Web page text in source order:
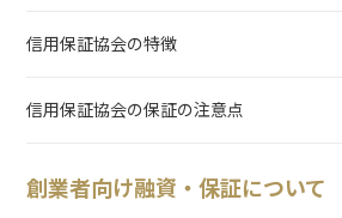
信用保証協会の特徴
信用保証協会の保証の注意点
創業者向け融資・保証について